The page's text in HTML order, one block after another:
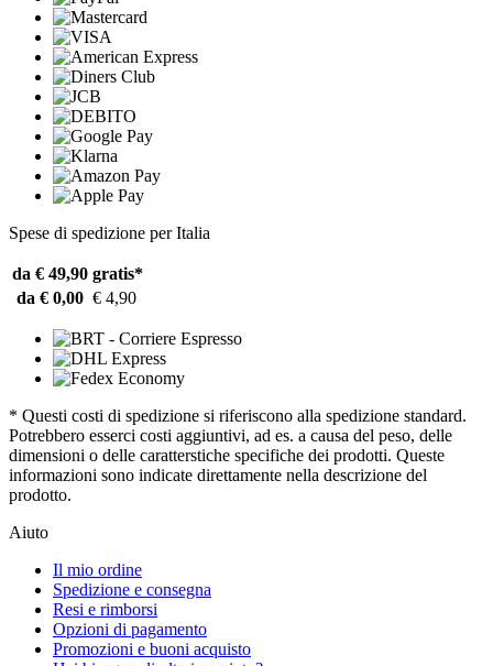
Spese di spedizione per Italia
da € 49,90 gratis*
da € 0,00 € 4,90
* Questi costi di spedizione si riferiscono alla spedizione standard.
Potrebbero esserci costi aggiuntivi, ad es. a causa del peso, delle
dimensioni o delle caratterstiche specifiche dei prodotti. Queste
informazioni sono indicate direttamente nella descrizione del
prodotto.
Aiuto
Il mio ordine
Spedizione e consegna
Resi e rimborsi
Opzioni di pagamento
Promozioni e buoni acquisto